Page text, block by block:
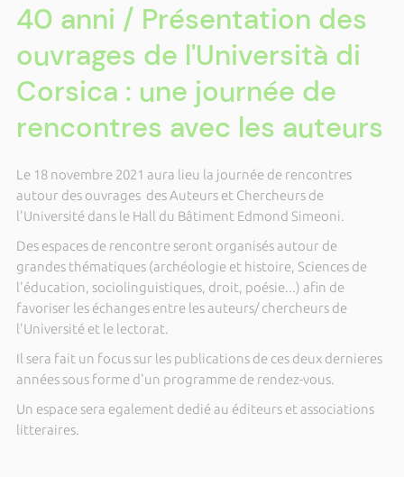
40 anni / Présentation des
ouvrages de l'Università di
Corsica : une journée de
rencontres avec les auteurs
Le 18 novembre 2021 aura lieu la journée de rencontres
autour des ouvrages des Auteurs et Chercheurs de
l'Université dans le Hall du Bâtiment Edmond Simeoni.
Des espaces de rencontre seront organisés autour de
grandes thématiques (archéologie et histoire, Sciences de
l'éducation, sociolinguistiques, droit, poésie...) afin de
favoriser les échanges entre les auteurs/ chercheurs de
l'Université et le lectorat.
Il sera fait un focus sur les publications de ces deux dernieres
années sous forme d'un programme de rendez-vous.
Un espace sera egalement dedié au éditeurs et associations
litteraires.